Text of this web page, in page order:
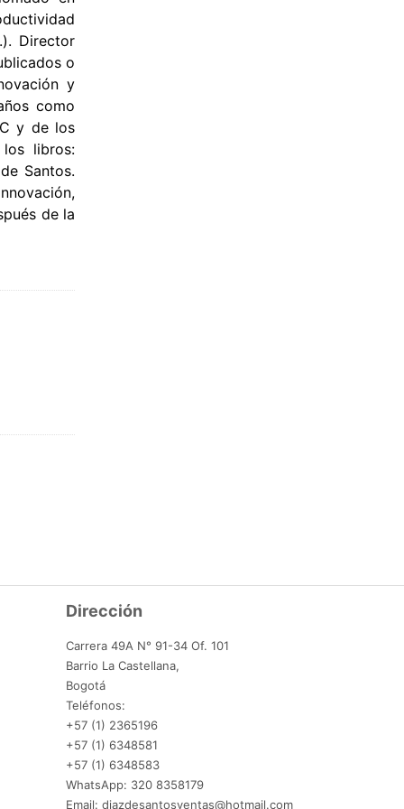
Director
o
y
como
y de los
libros:
Santos.
de la
Dirección
Carrera 49A N° 91-34 Of. 101
Barrio La Castellana,
Bogotá
Teléfonos:
+57 (1) 2365196
+57 (1) 6348581
+57 (1) 6348583
WhatsApp: 320 8358179
Email: diazdesantosventas@hotmail.com